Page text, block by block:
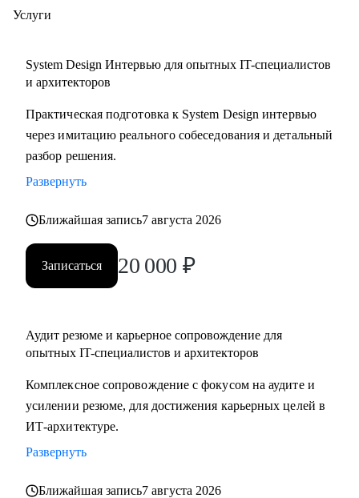
• Обратная связь и мотивация
• ИТ-трансформация
Кому могу помочь:
• Техлидам/тимлидам: развитие в ИТ-архитектуре,
подготовка к собеседованиям.
• Архитекторам: карьерный рост до корпоративного
• Разработчикам: архитектурные решения.
• ИТ-руководителям: понимание роли архитектуры.
Услуги
System Design Интервью для опытных IT-специалистов
и архитекторов
Практическая подготовка к System Design интервью
через имитацию реального собеседования и детальный
разбор решения.
Развернуть
Ближайшая запись7 августа 2026
Записаться 20 000 ₽
Аудит резюме и карьерное сопровождение для
опытных IT-специалистов и архитекторов
Комплексное сопровождение с фокусом на аудите и
усилении резюме, для достижения карьерных целей в
ИТ-архитектуре.
Развернуть
Ближайшая запись7 августа 2026